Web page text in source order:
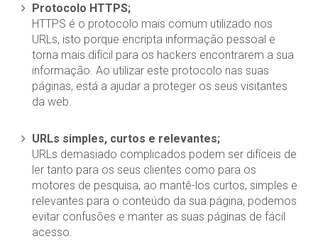
Protocolo HTTPS;
HTTPS é o protocolo mais comum utilizado nos
URLs, isto porque encripta informação pessoal e
torna mais difícil para os hackers encontrarem a sua
informação. Ao utilizar este protocolo nas suas
páginas, está a ajudar a proteger os seus visitantes
da web.
URLs simples, curtos e relevantes;
URLs demasiado complicados podem ser difíceis de
ler tanto para os seus clientes como para os
motores de pesquisa, ao mantê-los curtos, simples e
relevantes para o conteúdo da sua página, podemos
evitar confusões e manter as suas páginas de fácil
acesso.